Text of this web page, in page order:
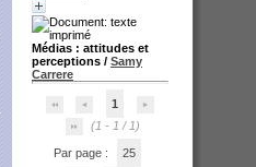
Médias : attitudes et
perceptions / Samy
Carrere
1
(1 - 1 / 1)
Par page : 25